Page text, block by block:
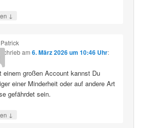
↓
Patrick
schriebam 6. März 2026 um 10:46 Uhr:
einem großen Account kannst Du
einer Minderheit oder auf andere Art
gefährdet sein.
↓